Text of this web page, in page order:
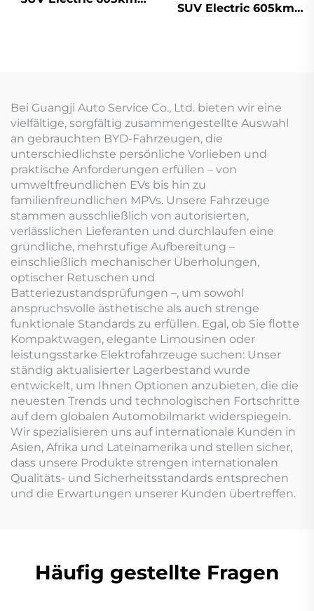
SUV Electric 605km
Bei Guangji Auto Service Co., Ltd. bieten wir eine
vielfältige, sorgfältig zusammengestellte Auswahl
an gebrauchten BYD-Fahrzeugen, die
unterschiedlichste persönliche Vorlieben und
praktische Anforderungen erfüllen – von
umweltfreundlichen EVs bis hin zu
familienfreundlichen MPVs. Unsere Fahrzeuge
stammen ausschließlich von autorisierten,
verlässlichen Lieferanten und durchlaufen eine
gründliche, mehrstufige Aufbereitung –
einschließlich mechanischer Überholungen,
optischer Retuschen und
Batteriezustandsprüfungen –, um sowohl
anspruchsvolle ästhetische als auch strenge
funktionale Standards zu erfüllen. Egal, ob Sie flotte
Kompaktwagen, elegante Limousinen oder
leistungsstarke Elektrofahrzeuge suchen: Unser
ständig aktualisierter Lagerbestand wurde
entwickelt, um Ihnen Optionen anzubieten, die die
neuesten Trends und technologischen Fortschritte
auf dem globalen Automobilmarkt widerspiegeln.
Wir spezialisieren uns auf internationale Kunden in
Asien, Afrika und Lateinamerika und stellen sicher,
dass unsere Produkte strengen internationalen
Qualitäts- und Sicherheitsstandards entsprechen
und die Erwartungen unserer Kunden übertreffen.
Häufig gestellte Fragen